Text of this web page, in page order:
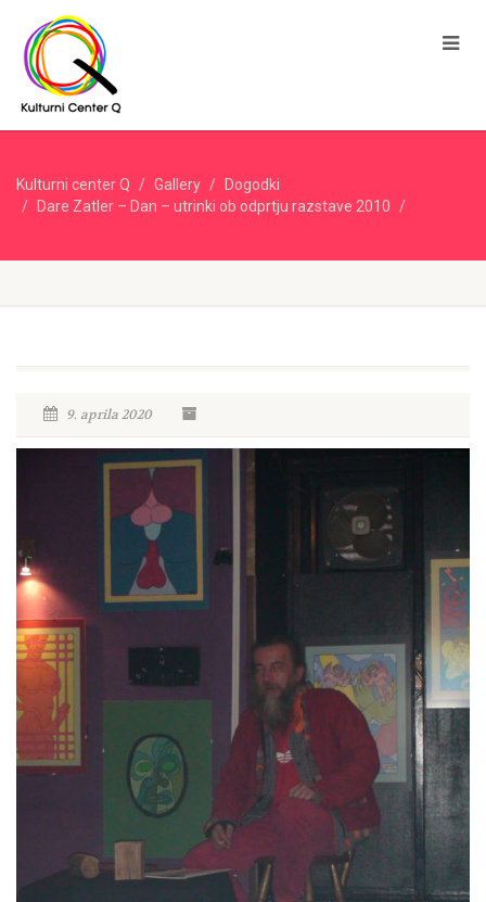
Kulturni center Q Gallery
Dogodki
Dare Zatler – Dan – utrinki ob odprtju razstave 2010
9. aprila 2020